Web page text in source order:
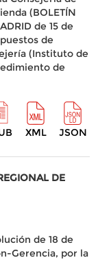
(BOLETÍN
de 15 de
de
(Instituto de
de
XML JSON
DE
de 18 de
Gerencia, por la